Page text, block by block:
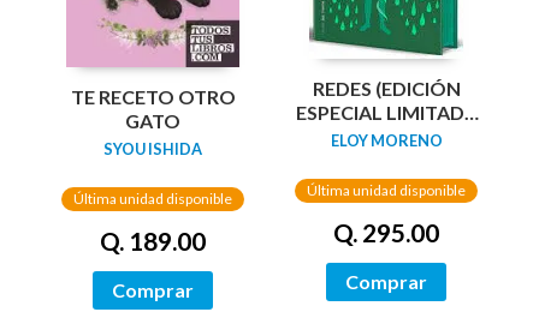
TE RECETO OTRO
GATO
SYOU ISHIDA
Última unidad disponible
Q. 189.00
Comprar
REDES (EDICIÓN
ESPECIAL LIMITADA
GUARDAS DRAGÓN)
ELOY MORENO
Última unidad disponible
Q. 295.00
Comprar